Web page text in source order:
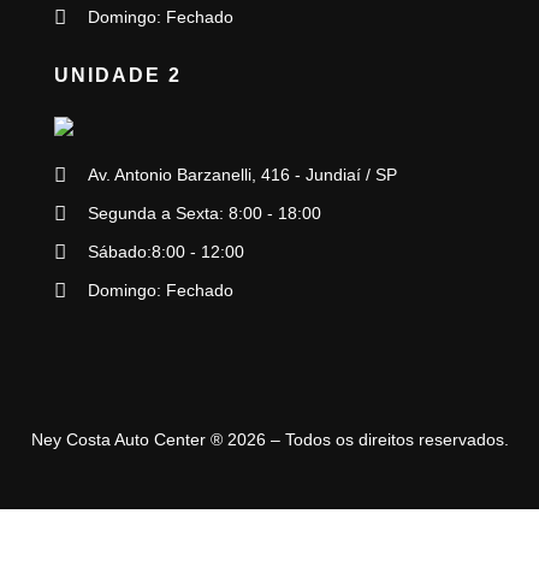
Domingo: Fechado
UNIDADE 2
Av. Antonio Barzanelli, 416 - Jundiaí / SP
Segunda a Sexta: 8:00 - 18:00
Sábado:8:00 - 12:00
Domingo: Fechado
Ney Costa Auto Center ® 2026 – Todos os direitos reservados.